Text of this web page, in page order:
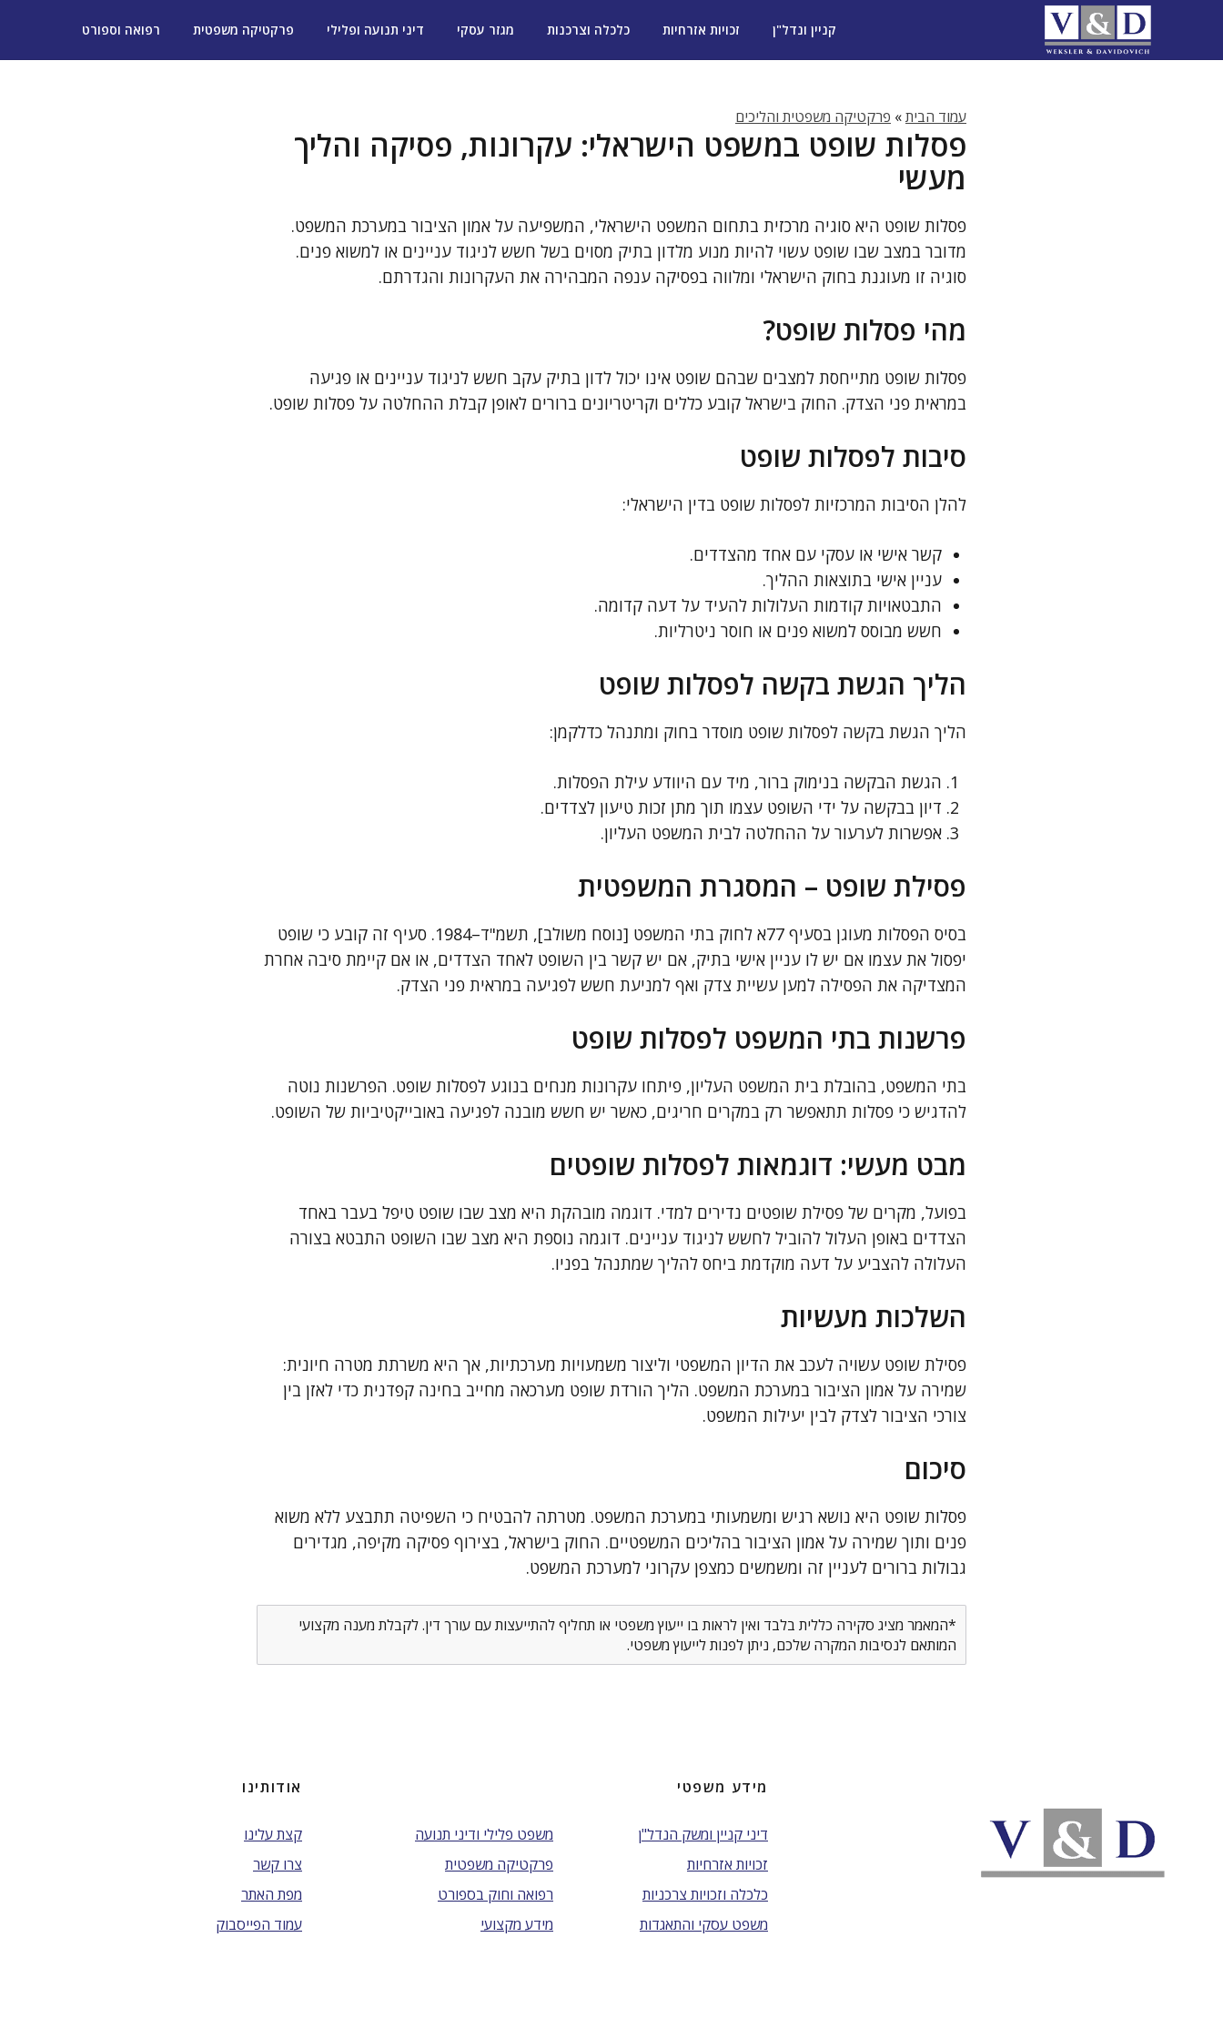
קניין ונדל"ן זכויות אזרחיות כלכלה וצרכנות מגזר עסקי דיני תנועה ופלילי פרקטיקה משפטית רפואה וספורט
עמוד הבית» פרקטיקה משפטית והליכים
פסלות שופט במשפט הישראלי: עקרונות, פסיקה והליך
מעשי
פסלות שופט היא סוגיה מרכזית בתחום המשפט הישראלי, המשפיעה על אמון הציבור במערכת המשפט.
מדובר במצב שבו שופט עשוי להיות מנוע מלדון בתיק מסוים בשל חשש לניגוד עניינים או למשוא פנים.
סוגיה זו מעוגנת בחוק הישראלי ומלווה בפסיקה ענפה המבהירה את העקרונות והגדרתם.
מהי פסלות שופט?
פסלות שופט מתייחסת למצבים שבהם שופט אינו יכול לדון בתיק עקב חשש לניגוד עניינים או פגיעה
במראית פני הצדק. החוק בישראל קובע כללים וקריטריונים ברורים לאופן קבלת ההחלטה על פסלות שופט.
סיבות לפסלות שופט
להלן הסיבות המרכזיות לפסלות שופט בדין הישראלי:
קשר אישי או עסקי עם אחד מהצדדים.
עניין אישי בתוצאות ההליך.
התבטאויות קודמות העלולות להעיד על דעה קדומה.
חשש מבוסס למשוא פנים או חוסר ניטרליות.
הליך הגשת בקשה לפסלות שופט
הליך הגשת בקשה לפסלות שופט מוסדר בחוק ומתנהל כדלקמן:
הגשת הבקשה בנימוק ברור, מיד עם היוודע עילת הפסלות.
דיון בבקשה על ידי השופט עצמו תוך מתן זכות טיעון לצדדים.
אפשרות לערעור על ההחלטה לבית המשפט העליון.
פסילת שופט – המסגרת המשפטית
בסיס הפסלות מעוגן בסעיף 77א לחוק בתי המשפט [נוסח משולב], תשמ"ד–1984. סעיף זה קובע כי שופט
יפסול את עצמו אם יש לו עניין אישי בתיק, אם יש קשר בין השופט לאחד הצדדים, או אם קיימת סיבה אחרת
המצדיקה את הפסילה למען עשיית צדק ואף למניעת חשש לפגיעה במראית פני הצדק.
פרשנות בתי המשפט לפסלות שופט
בתי המשפט, בהובלת בית המשפט העליון, פיתחו עקרונות מנחים בנוגע לפסלות שופט. הפרשנות נוטה
להדגיש כי פסלות תתאפשר רק במקרים חריגים, כאשר יש חשש מובנה לפגיעה באובייקטיביות של השופט.
מבט מעשי: דוגמאות לפסלות שופטים
בפועל, מקרים של פסילת שופטים נדירים למדי. דוגמה מובהקת היא מצב שבו שופט טיפל בעבר באחד
הצדדים באופן העלול להוביל לחשש לניגוד עניינים. דוגמה נוספת היא מצב שבו השופט התבטא בצורה
העלולה להצביע על דעה מוקדמת ביחס להליך שמתנהל בפניו.
השלכות מעשיות
פסילת שופט עשויה לעכב את הדיון המשפטי וליצור משמעויות מערכתיות, אך היא משרתת מטרה חיונית:
שמירה על אמון הציבור במערכת המשפט. הליך הורדת שופט מערכאה מחייב בחינה קפדנית כדי לאזן בין
צורכי הציבור לצדק לבין יעילות המשפט.
סיכום
פסלות שופט היא נושא רגיש ומשמעותי במערכת המשפט. מטרתה להבטיח כי השפיטה תתבצע ללא משוא
פנים ותוך שמירה על אמון הציבור בהליכים המשפטיים. החוק בישראל, בצירוף פסיקה מקיפה, מגדירים
גבולות ברורים לעניין זה ומשמשים כמצפן עקרוני למערכת המשפט.
*המאמר מציג סקירה כללית בלבד ואין לראות בו ייעוץ משפטי או תחליף להתייעצות עם עורך דין. לקבלת מענה מקצועי
המותאם לנסיבות המקרה שלכם, ניתן לפנות לייעוץ משפטי.
מידע משפטי
דיני קניין ומשק הנדל"ן
זכויות אזרחיות
כלכלה וזכויות צרכניות
משפט עסקי והתאגדות
משפט פלילי ודיני תנועה
פרקטיקה משפטית
רפואה וחוק בספורט
מידע מקצועי
אודותינו
קצת עלינו
צרו קשר
מפת האתר
עמוד הפייסבוק